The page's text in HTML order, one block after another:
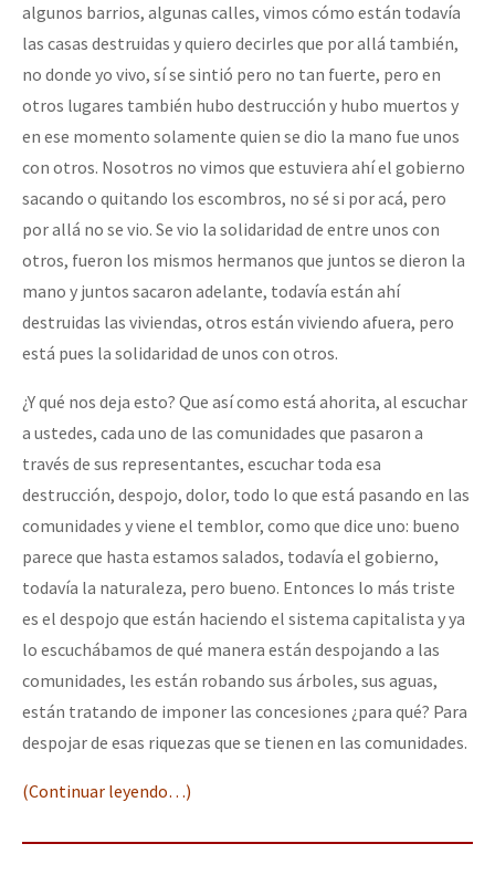
algunos barrios, algunas calles, vimos cómo están todavía
las casas destruidas y quiero decirles que por allá también,
no donde yo vivo, sí se sintió pero no tan fuerte, pero en
otros lugares también hubo destrucción y hubo muertos y
en ese momento solamente quien se dio la mano fue unos
con otros. Nosotros no vimos que estuviera ahí el gobierno
sacando o quitando los escombros, no sé si por acá, pero
por allá no se vio. Se vio la solidaridad de entre unos con
otros, fueron los mismos hermanos que juntos se dieron la
mano y juntos sacaron adelante, todavía están ahí
destruidas las viviendas, otros están viviendo afuera, pero
está pues la solidaridad de unos con otros.
¿Y qué nos deja esto? Que así como está ahorita, al escuchar
a ustedes, cada uno de las comunidades que pasaron a
través de sus representantes, escuchar toda esa
destrucción, despojo, dolor, todo lo que está pasando en las
comunidades y viene el temblor, como que dice uno: bueno
parece que hasta estamos salados, todavía el gobierno,
todavía la naturaleza, pero bueno. Entonces lo más triste
es el despojo que están haciendo el sistema capitalista y ya
lo escuchábamos de qué manera están despojando a las
comunidades, les están robando sus árboles, sus aguas,
están tratando de imponer las concesiones ¿para qué? Para
despojar de esas riquezas que se tienen en las comunidades.
(Continuar leyendo…)